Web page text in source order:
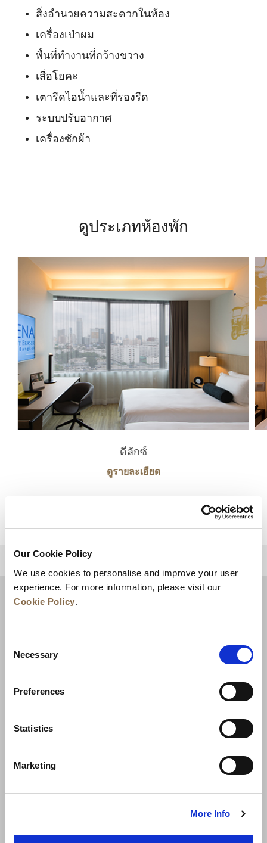
Our Cookie Policy
We use cookies to personalise and improve your user
experience. For more information, please visit our
Cookie Policy.
Selection
Necessary
Preferences
Statistics
Marketing
More Info
สิ่งอำนวยความสะดวกในห้อง
เครื่องเป่าผม
พื้นที่ทำงานที่กว้างขวาง
เสื่อโยคะ
เตารีดไอน้ำและที่รองรีด
ระบบปรับอากาศ
เครื่องซักผ้า
ดูประเภทห้องพัก
ดีลักซ์
ดูรายละเอียด
สิ่งแวดล้อม ติดต่อเรา